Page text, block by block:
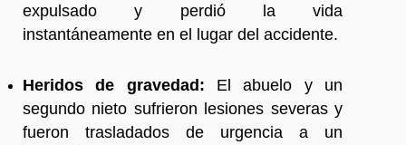
expulsado y perdió la vida
instantáneamente en el lugar del accidente.
Heridos de gravedad: El abuelo y un
segundo nieto sufrieron lesiones severas y
fueron trasladados de urgencia a un